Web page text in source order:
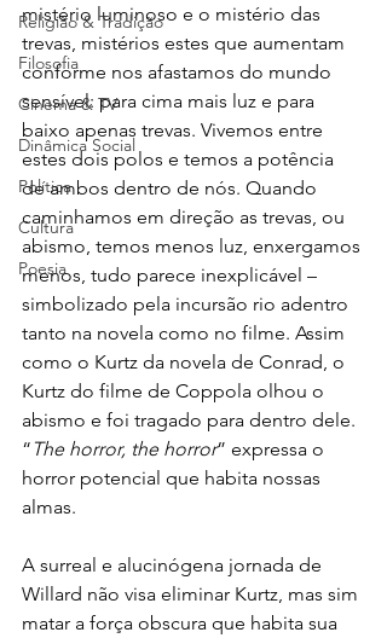
Religião & Tradição
Filosofia
Cinema & TV
Dinâmica Social
Política
Cultura
Poesia
mistério luminoso e o mistério das
trevas, mistérios estes que aumentam
conforme nos afastamos do mundo
sensível: para cima mais luz e para
baixo apenas trevas. Vivemos entre
estes dois polos e temos a potência
de ambos dentro de nós. Quando
caminhamos em direção as trevas, ou
abismo, temos menos luz, enxergamos
menos, tudo parece inexplicável –
simbolizado pela incursão rio adentro
tanto na novela como no filme. Assim
como o Kurtz da novela de Conrad, o
Kurtz do filme de Coppola olhou o
abismo e foi tragado para dentro dele.
“ The horror, the horror” expressa o
horror potencial que habita nossas
almas.
A surreal e alucinógena jornada de
Willard não visa eliminar Kurtz, mas sim
matar a força obscura que habita sua